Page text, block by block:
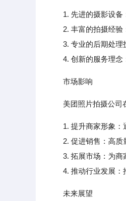
1. 先进的摄影设备
2. 丰富的拍摄经验：
3. 专业的后期处理技
4. 创新的服务理念：
市场影响
美团照片拍摄公司
1. 提升商家形象：
2. 促进销售：高质量
3. 拓展市场：为商家
4. 推动行业发展：推
未来展望